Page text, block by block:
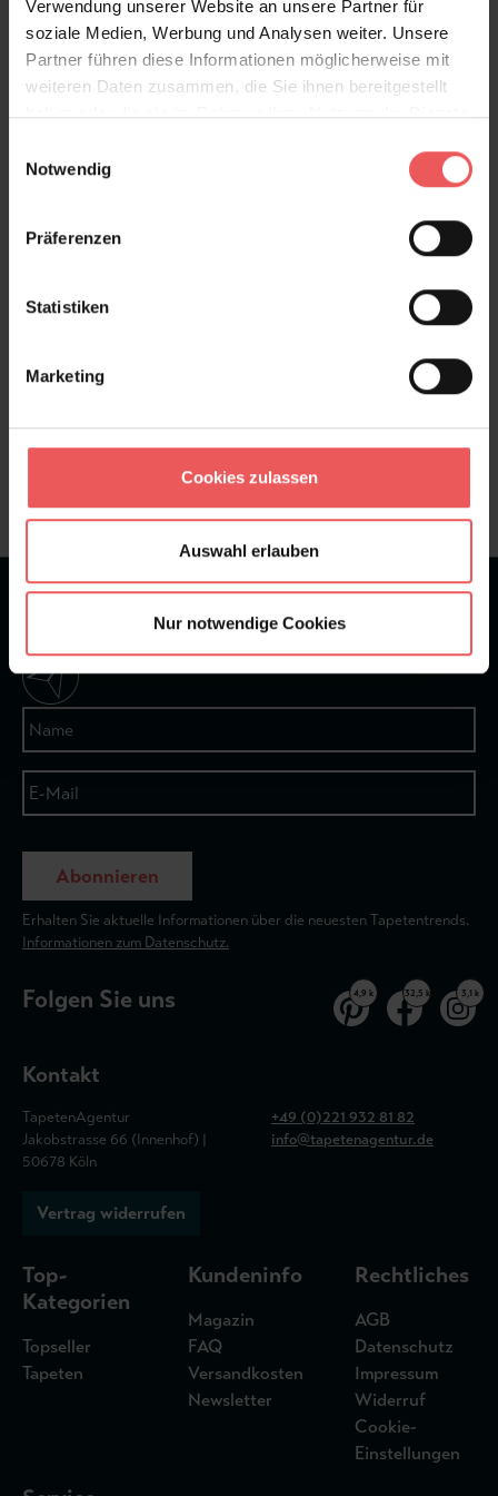
Verwendung unserer Website an unsere Partner für
soziale Medien, Werbung und Analysen weiter. Unsere
Partner führen diese Informationen möglicherweise mit
weiteren Daten zusammen, die Sie ihnen bereitgestellt
haben oder die sie im Rahmen Ihrer Nutzung der Dienste
Notwendig
Präferenzen
Statistiken
Marketing
Cookies zulassen
Auswahl erlauben
Nur notwendige Cookies
klassischen Räumen zu setzen.
Produktdetails
Frage stellen
+49 (0)221 932 81 82
Abonnieren
Erhalten Sie aktuelle Informationen über die neuesten Tapetentrends.
Informationen zum Datenschutz.
Folgen Sie uns 4,9 k 32,5 k 3,1 k
Kontakt
TapetenAgentur
Jakobstrasse 66 (Innenhof) |
50678 Köln
+49 (0)221 932 81 82
info@tapetenagentur.de
Vertrag widerrufen
Top-
Kategorien
Topseller
Tapeten
Kundeninfo
Magazin
FAQ
Versandkosten
Newsletter
Rechtliches
AGB
Datenschutz
Impressum
Widerruf
Cookie-
Einstellungen